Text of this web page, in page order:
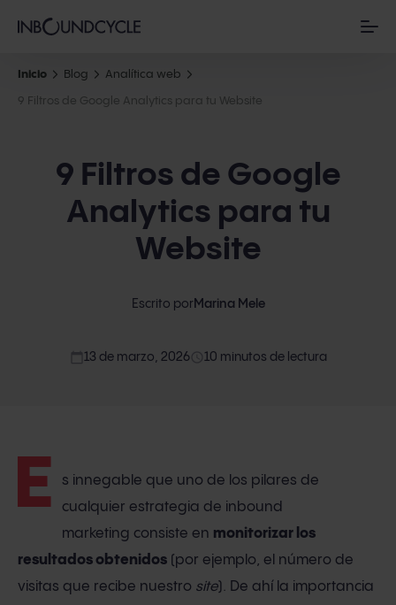
Inicio Blog Analítica web
9 Filtros de Google Analytics para tu Website
9 Filtros de Google
Analytics para tu
Website
Escrito porMarina Mele
access_time 10 minutos de lectura
13 de marzo, 2026
E
s innegable que uno de los pilares de
cualquier estrategia de inbound
marketing consiste en monitorizar los
resultados obtenidos (por ejemplo, el número de
visitas que recibe nuestro site). De ahí la importancia